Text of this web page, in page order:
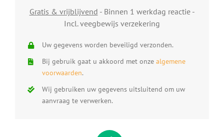
Gratis & vrijblijvend - Binnen 1 werkdag reactie -
Incl. veegbewijs verzekering
Uw gegevens worden beveiligd verzonden.
Bij gebruik gaat u akkoord met onze algemene
voorwaarden.
Wij gebruiken uw gegevens uitsluitend om uw
aanvraag te verwerken.